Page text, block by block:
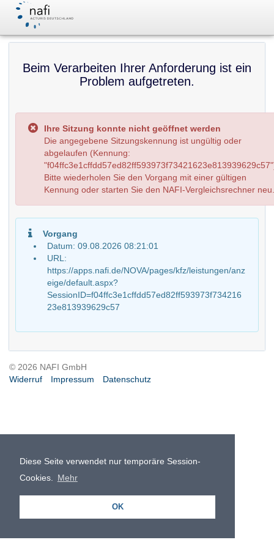
Diese Seite verwendet nur temporäre Session-
Cookies.
Mehr
OK
Beim Verarbeiten Ihrer Anforderung ist ein
Problem aufgetreten.
Ihre Sitzung konnte nicht geöffnet werden
Die angegebene Sitzungskennung ist ungültig oder
abgelaufen (Kennung:
Bitte wiederholen Sie den Vorgang mit einer gültigen
Kennung oder starten Sie den NAFI-Vergleichsrechner neu.
Vorgang
Datum: 09.08.2026 08:21:01
URL:
https://apps.nafi.de/NOVA/pages/kfz/leistungen/anz
eige/default.aspx?
SessionID=f04ffc3e1cffdd57ed82ff593973f734216
23e813939629c57
© 2026 NAFI GmbH
Widerruf
Impressum Datenschutz